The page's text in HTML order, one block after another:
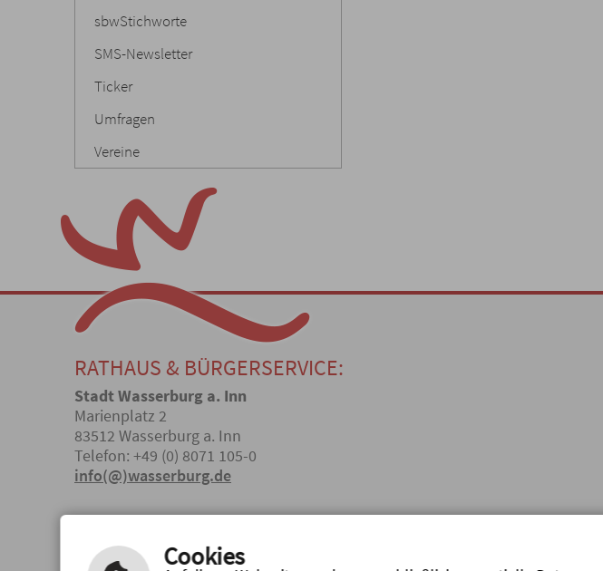
sbwStichworte
SMS-Newsletter
Ticker
Umfragen
Vereine
RATHAUS & BÜRGERSERVICE:
Stadt Wasserburg a. Inn
Marienplatz 2
83512 Wasserburg a. Inn
Telefon: +49 (0) 8071 105-0
info(@)wasserburg.de
Cookies